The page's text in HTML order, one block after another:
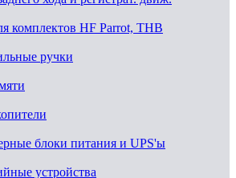
комплектов HF Parrot, THB
ручки
блоки питания и UPS'ы
устройства